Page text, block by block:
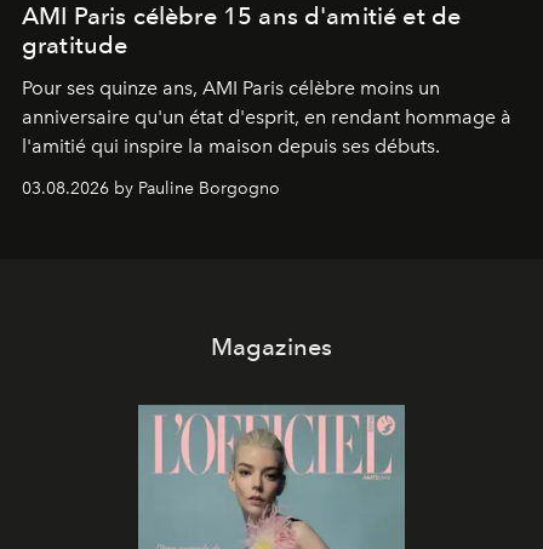
AMI Paris célèbre 15 ans d'amitié et de
gratitude
Pour ses quinze ans, AMI Paris célèbre moins un
anniversaire qu'un état d'esprit, en rendant hommage à
l'amitié qui inspire la maison depuis ses débuts.
03.08.2026 by Pauline Borgogno
Magazines